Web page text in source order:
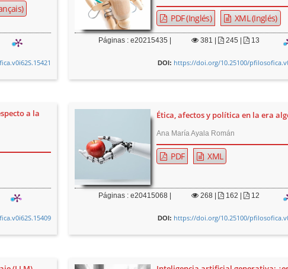
PDF (Inglés) XML (Inglés)
Páginas : e20215435 | 381 245 | 13
DOI: https://doi.org/10.25100/
a la
Ética, afectos y política en la era
Ana María Ayala Román
PDF XML
Páginas : e20415068 | 268 162 | 12
DOI: https://doi.org/10.25100/